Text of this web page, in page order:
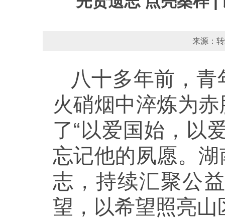
来源：
八十多年前，
火硝烟中淬炼为
了“以爱国始，以
忘记他的夙愿。
志，持续汇聚公
望，以希望照亮